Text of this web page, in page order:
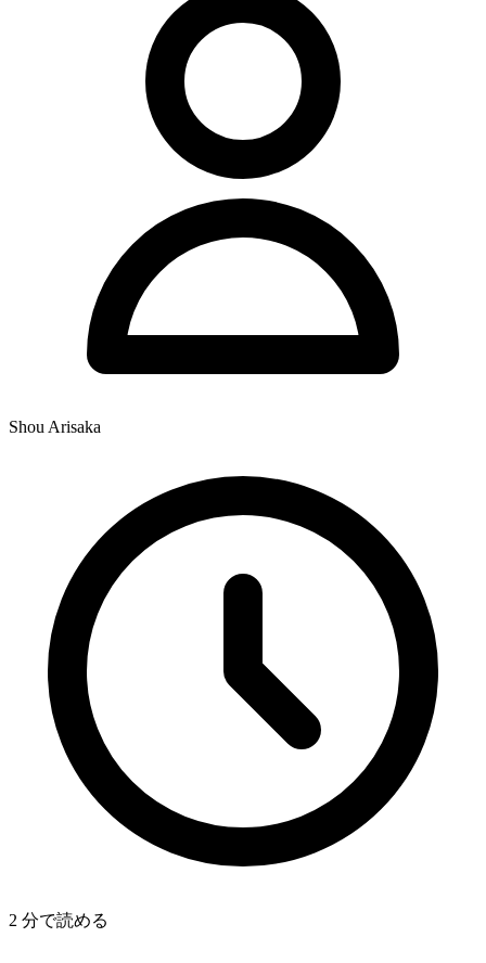
Shou Arisaka
2 分で読める